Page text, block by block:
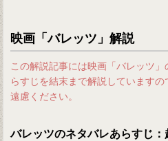
映画「バレッツ」解説
この解説記事には映画「バレッツ
らすじを結末まで解説しています
遠慮ください。
バレッツのネタバレあらすじ：